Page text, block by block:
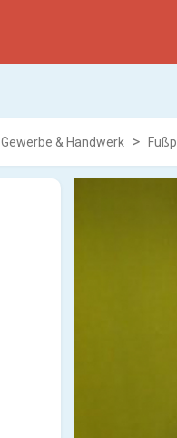
Gewerbe & Handwerk